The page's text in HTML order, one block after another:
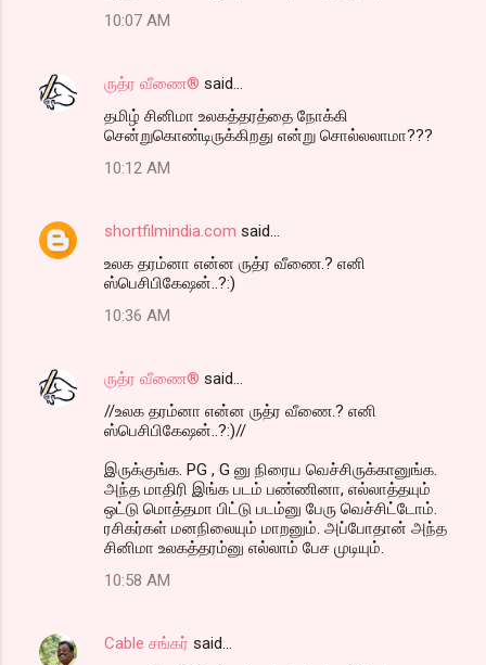
10:07 AM
ருத்ர வீணை® said…
தமிழ் சினிமா உலகத்தரத்தை நோக்கி
சென்றுகொண்டிருக்கிறது என்று சொல்லலாமா???
10:12 AM
shortfilmindia.com said…
உலக தரம்னா என்ன ருத்ர வீணை.? எனி
ஸ்பெசிபிகேஷன்..?:)
10:36 AM
ருத்ர வீணை® said…
//உலக தரம்னா என்ன ருத்ர வீணை.? எனி
ஸ்பெசிபிகேஷன்..?:)//
இருக்குங்க. PG , G னு நிரைய வெச்சிருக்கானுங்க.
அந்த மாதிரி இங்க படம் பண்ணினா, எல்லாத்தயும்
ஒட்டு மொத்தமா பிட்டு படம்னு பேரு வெச்சிட்டோம்.
ரசிகர்கள் மனநிலையும் மாறனும். அப்போதான் அந்த
சினிமா உலகத்தரம்னு எல்லாம் பேச முடியும்.
10:58 AM
Cable சங்கர் said…